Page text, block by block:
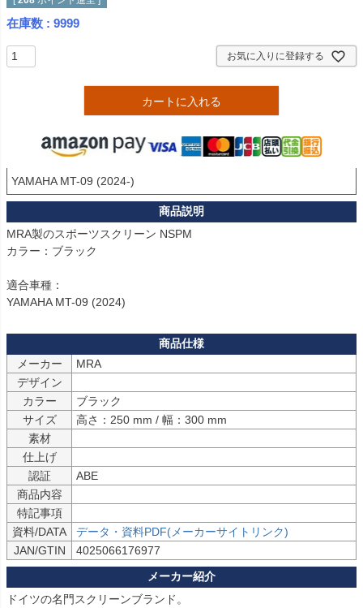
在庫数 9999
お気に入りに登録する
カートに入れる
YAMAHA MT-09 (2024-)
MRA製のスポーツスクリーン NSPM
カラー：ブラック
適合車種：
YAMAHA MT-09 (2024)
メーカー
MRA
デザイン
カラー
ブラック
サイズ
高さ：250 mm / 幅：300 mm
素材
仕上げ
認証
ABE
商品内容
特記事項
資料/DATA
データ・資料PDF(メーカーサイトリンク)
JAN/GTIN
4025066176977
ドイツの名門スクリーンブランド。